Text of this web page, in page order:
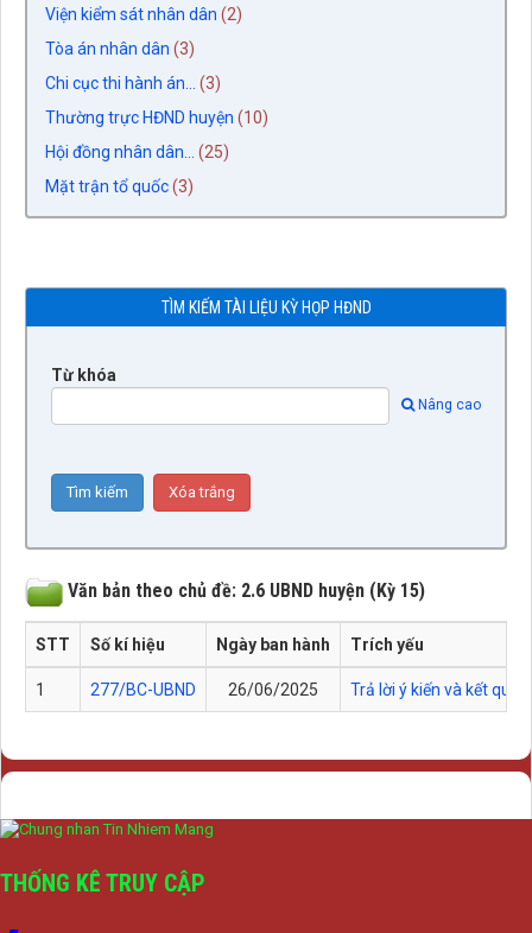
Viện kiểm sát nhân dân (2)
Tòa án nhân dân (3)
Chi cục thi hành án...
(3)
Thường trực HĐND huyện (10)
Hội đồng nhân dân...
(25)
Mặt trận tổ quốc(3)
TÌM KIẾM TÀI LIỆU KỲ HỌP HĐND
Từ khóa
Nâng cao
Văn bản theo chủ đề: 2.6 UBND huyện (Kỳ 15)
STT Số kí hiệu Ngày ban hành Trích yếu
1 277/BC-UBND 26/06/2025 Trả lời ý kiến và kết quả
THỐNG KÊ TRUY CẬP